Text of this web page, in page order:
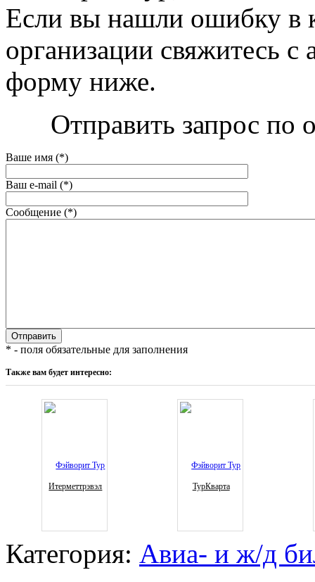
Если вы нашли ошибку в
организации свяжитесь
форму ниже.
Отправить запрос по
Ваше имя (*)
Ваш e-mail (*)
Сообщение (*)
* - поля обязательные для заполнения
Также вам будет интересно:
Итерметтрэвэл ТурКварта
Категория: Авиа- и ж/д